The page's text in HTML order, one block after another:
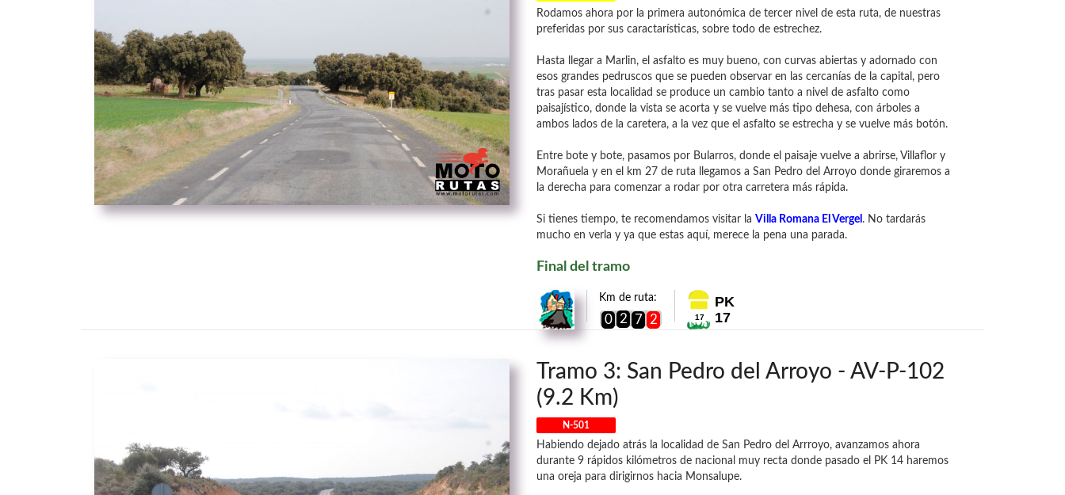
Rodamos ahora por la primera autonómica de tercer nivel de esta ruta, de nuestras
preferidas por sus caractarísticas, sobre todo de estrechez.
Hasta llegar a Marlin, el asfalto es muy bueno, con curvas abiertas y adornado con
esos grandes pedruscos que se pueden observar en las cercanías de la capital, pero
tras pasar esta localidad se produce un cambio tanto a nivel de asfalto como
paisajístico, donde la vista se acorta y se vuelve más tipo dehesa, con árboles a
ambos lados de la caretera, a la vez que el asfalto se estrecha y se vuelve más botón.
Entre bote y bote, pasamos por Bularros, donde el paisaje vuelve a abrirse, Villaflor y
Morañuela y en el km 27 de ruta llegamos a San Pedro del Arroyo donde giraremos a
la derecha para comenzar a rodar por otra carretera más rápida.
Si tienes tiempo, te recomendamos visitar la Villa Romana El Vergel . No tardarás
mucho en verla y ya que estas aquí, merece la pena una parada.
Final del tramo
Km de ruta:
0 2 7 2 17
PK
17
Tramo 3: San Pedro del Arroyo - AV-P-102
(9.2 Km)
N-501
Habiendo dejado atrás la localidad de San Pedro del Arrroyo, avanzamos ahora
durante 9 rápidos kilómetros de nacional muy recta donde pasado el PK 14 haremos
una oreja para dirigirnos hacia Monsalupe.